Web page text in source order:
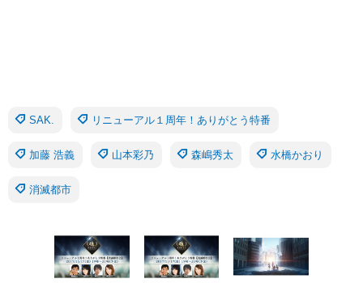
SAK. リニューアル１周年！ありがとう特番
加藤 浩義 山本彩乃 森嶋秀太 水橋かおり
消滅都市